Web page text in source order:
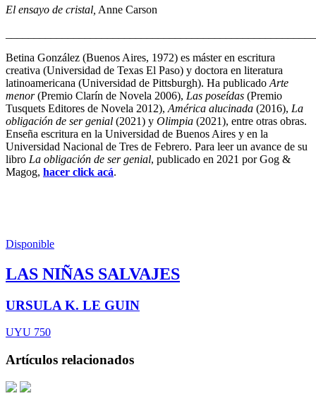
El ensayo de cristal, Anne Carson
Betina González (Buenos Aires, 1972) es máster en escritura
creativa (Universidad de Texas El Paso) y doctora en literatura
latinoamericana (Universidad de Pittsburgh). Ha publicado Arte
menor(Premio Clarín de Novela 2006), Las poseídas (Premio
Tusquets Editores de Novela 2012), América alucinada (2016), La
obligación de ser genial (2021) y Olimpia (2021), entre otras obras.
Enseña escritura en la Universidad de Buenos Aires y en la
Universidad Nacional de Tres de Febrero. Para leer un avance de su
libro La obligación de ser genial, publicado en 2021 por Gog &
Magog, hacer click acá.
Disponible
LAS NIÑAS SALVAJES
URSULA K. LE GUIN
UYU 750
Artículos relacionados